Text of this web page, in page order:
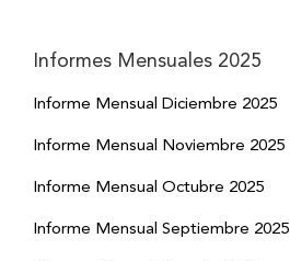
Informes Mensuales 2025
Informe Mensual Diciembre 2025
Informe Mensual Noviembre 2025
Informe Mensual Octubre 2025
Informe Mensual Septiembre 2025